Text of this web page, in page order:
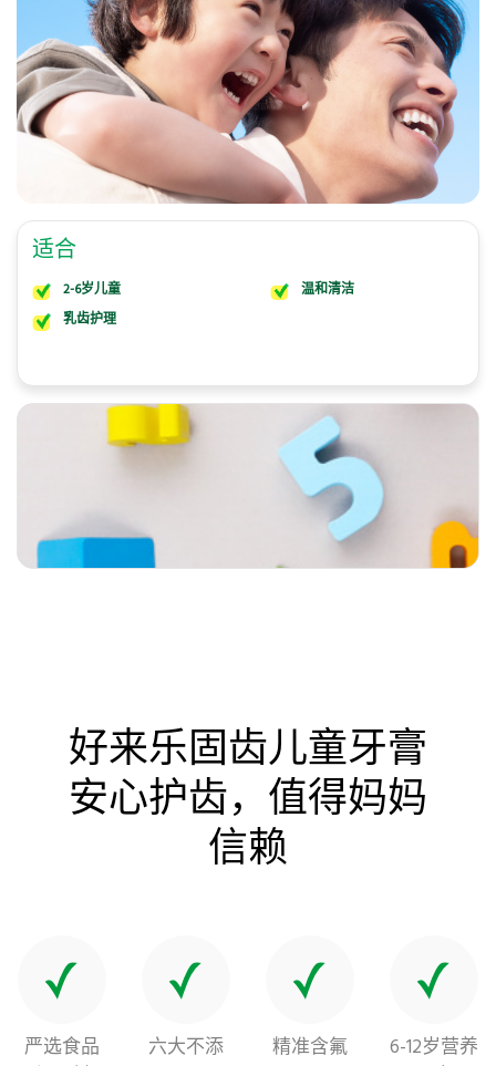
适合
2-6岁儿童
乳齿护理
温和清洁
好来乐固齿儿童牙膏
安心护齿，值得妈妈
信赖
严选食品
六大不添
精准含氟
6-12岁营养